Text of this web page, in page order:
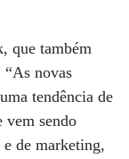
que também
“As novas
tendência de
vem sendo
e de marketing,